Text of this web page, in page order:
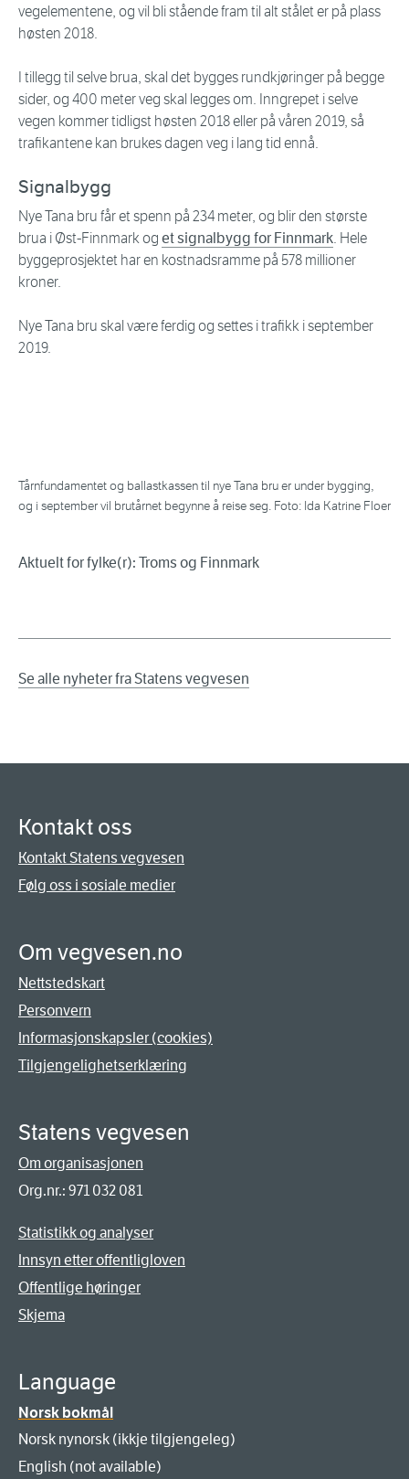
vegelementene, og vil bli stående fram til alt stålet er på plass
høsten 2018.
I tillegg til selve brua, skal det bygges rundkjøringer på begge
sider, og 400 meter veg skal legges om. Inngrepet i selve
vegen kommer tidligst høsten 2018 eller på våren 2019, så
trafikantene kan brukes dagen veg i lang tid ennå.
Signalbygg
Nye Tana bru får et spenn på 234 meter, og blir den største
brua i Øst-Finnmark og et signalbygg for Finnmark. Hele
byggeprosjektet har en kostnadsramme på 578 millioner
kroner.
Nye Tana bru skal være ferdig og settes i trafikk i september
2019.
Tårnfundamentet og ballastkassen til nye Tana bru er under bygging,
og i september vil brutårnet begynne å reise seg. Foto: Ida Katrine Floer
Aktuelt for fylke(r): Troms og Finnmark
Se alle nyheter fra Statens vegvesen
Kontakt oss
Kontakt Statens vegvesen
Følg oss i sosiale medier
Om vegvesen.no
Nettstedskart
Personvern
Informasjonskapsler (cookies)
Tilgjengelighetserklæring
Statens vegvesen
Om organisasjonen
Org.nr.: 971 032 081
Statistikk og analyser
Innsyn etter offentligloven
Offentlige høringer
Skjema
Language
Norsk bokmål
Norsk nynorsk (ikkje tilgjengeleg)
English (not available)